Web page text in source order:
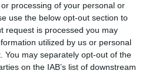
processing of your personal or
use the below opt-out section to
request is processed you may
utilized by us or personal
You may separately opt-out of the
on the IAB’s list of downstream
PÅ PARA§RAFS NYHETSBREV